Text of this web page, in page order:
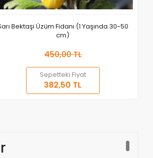
Bektaşi Üzüm Fidanı (1 Yaşında 30-50
cm)
450,00 TL
Sepetteki Fiyat
382,50 TL
Adet
Sepete Ekle